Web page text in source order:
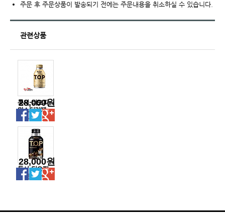
주문 후 주문상품이 발송되기 전에는 주문내용을 취소하실 수 있습니다.
관련상품
동서-티오피
마스터라떼
275ml캔
28,000원
동서-티오피
블랙275ml캔
28,000원